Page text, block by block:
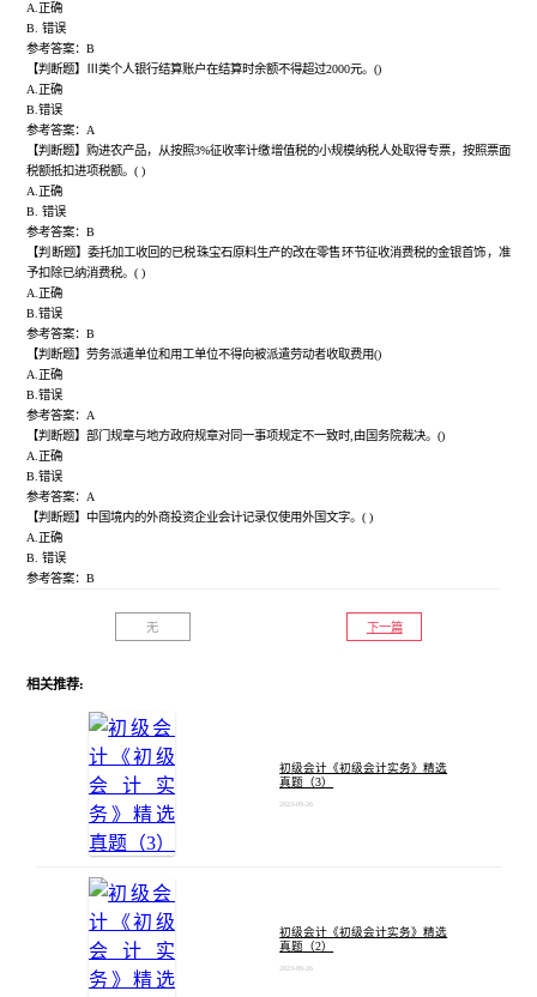
A.正确
B. 错误
参考答案：B
【判断题】Ⅲ类个人银行结算账户在结算时余额不得超过2000元。()
A.正确
B.错误
参考答案：A
【判断题】购进农产品，从按照3%征收率计缴增值税的小规模纳税人处取得专票，按照票面
税额抵扣进项税额。( )
A.正确
B. 错误
参考答案：B
【判断题】委托加工收回的已税珠宝石原料生产的改在零售环节征收消费税的金银首饰，准
予扣除已纳消费税。( )
A.正确
B.错误
参考答案：B
【判断题】劳务派遣单位和用工单位不得向被派遣劳动者收取费用()
A.正确
B.错误
参考答案：A
【判断题】部门规章与地方政府规章对同一事项规定不一致时,由国务院裁决。()
A.正确
B.错误
参考答案：A
【判断题】中国境内的外商投资企业会计记录仅使用外国文字。( )
A.正确
B. 错误
参考答案：B
无 下一篇
相关推荐:
初级会计《初级会计实务》精选
真题（3）
2023-09-26
初级会计《初级会计实务》精选
真题（2）
2023-09-26